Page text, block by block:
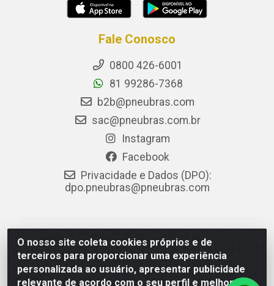
O nosso site coleta cookies próprios e de
terceiros para proporcionar uma experiência
personalizada ao usuário, apresentar publicidade
relevante de acordo com o seu perfil e melhorar a
Fale Conosco
0800 426-6001
81 99286-7368
b2b@pneubras.com
sac@pneubras.com.br
Instagram
Facebook
Privacidade e Dados (DPO):
dpo.pneubras@pneubras.com
PneuBras - Rodovia BR-101, KM 82 - Prazeres,
Jaboatão dos Guararapes/PE - CEP 54.335-000 - CNPJ
08.678.386/0001-05 - Pneubras Comércio de Pneus
Ltda